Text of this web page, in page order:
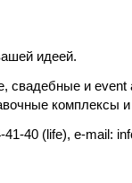
идеей.
и event
комплексы
40 (life), e-mail: